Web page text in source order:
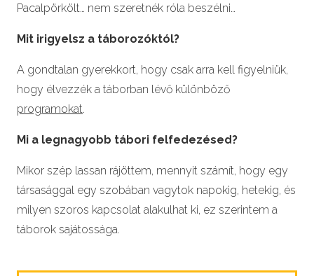
Pacalpörkölt… nem szeretnék róla beszélni…
Mit irigyelsz a táborozóktól?
A gondtalan gyerekkort, hogy csak arra kell figyelniük,
hogy élvezzék a táborban lévő különböző
programokat.
Mi a legnagyobb tábori felfedezésed?
Mikor szép lassan rájöttem, mennyit számít, hogy egy
társasággal egy szobában vagytok napokig, hetekig, és
milyen szoros kapcsolat alakulhat ki, ez szerintem a
táborok sajátossága.